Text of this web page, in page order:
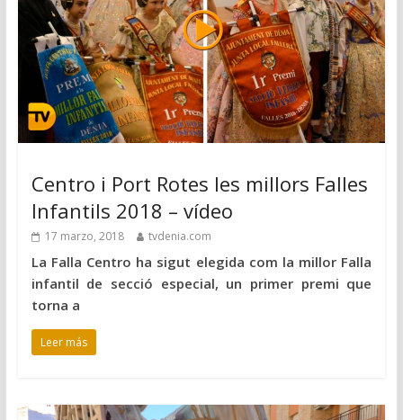
Centro i Port Rotes les millors Falles
Infantils 2018 – vídeo
17 marzo, 2018 tvdenia.com
La Falla Centro ha sigut elegida com la millor Falla
infantil de secció especial, un primer premi que
torna a
Leer más